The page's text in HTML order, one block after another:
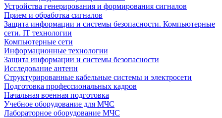
Устройства генерирования и формирования сигналов
Прием и обработка сигналов
Защита информации и системы безопасности. Компьютерные
сети. IT технологии
Компьютерные сети
Информационные технологии
Защита информации и системы безопасности
Исследование антенн
Структурированные кабельные системы и электросети
Подготовка профессиональных кадров
Начальная военная подготовка
Учебное оборудование для МЧС
Лабораторное оборудование МЧС